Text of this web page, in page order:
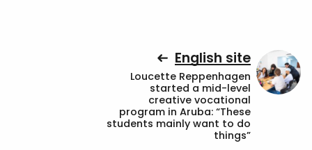
English site
Loucette Reppenhagen
started a mid-level
creative vocational
program in Aruba: “These
students mainly want to do
things”